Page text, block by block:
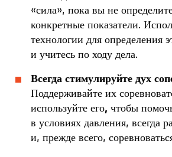
«сила», пока вы не
конкретные показатели.
технологии для определения
и учитесь по ходу дела.
Всегда стимулируйте дух
Поддерживайте их
используйте его, чтобы
в условиях давления, всегда
и, прежде всего,